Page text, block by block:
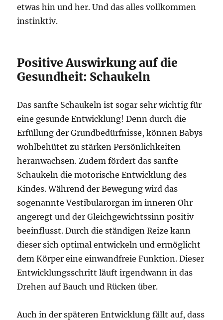
etwas hin und her. Und das alles vollkommen
instinktiv.
Positive Auswirkung auf die
Gesundheit: Schaukeln
Das sanfte Schaukeln ist sogar sehr wichtig für
eine gesunde Entwicklung! Denn durch die
Erfüllung der Grundbedürfnisse, können Babys
wohlbehütet zu stärken Persönlichkeiten
heranwachsen. Zudem fördert das sanfte
Schaukeln die motorische Entwicklung des
Kindes. Während der Bewegung wird das
sogenannte Vestibularorgan im inneren Ohr
angeregt und der Gleichgewichtssinn positiv
beeinflusst. Durch die ständigen Reize kann
dieser sich optimal entwickeln und ermöglicht
dem Körper eine einwandfreie Funktion. Dieser
Entwicklungsschritt läuft irgendwann in das
Drehen auf Bauch und Rücken über.
Auch in der späteren Entwicklung fällt auf, dass